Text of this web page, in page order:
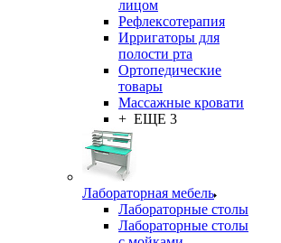
лицом
Рефлексотерапия
Ирригаторы для
полости рта
Ортопедические
товары
Массажные кровати
+ ЕЩЕ 3
Лабораторная мебель
Лабораторные столы
Лабораторные столы